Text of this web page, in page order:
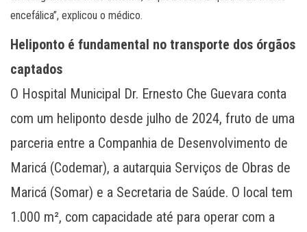
encefálica”, explicou o médico.
Heliponto é fundamental no transporte dos órgãos
captados
O Hospital Municipal Dr. Ernesto Che Guevara conta
com um heliponto desde julho de 2024, fruto de uma
parceria entre a Companhia de Desenvolvimento de
Maricá (Codemar), a autarquia Serviços de Obras de
Maricá (Somar) e a Secretaria de Saúde. O local tem
1.000 m², com capacidade até para operar com a